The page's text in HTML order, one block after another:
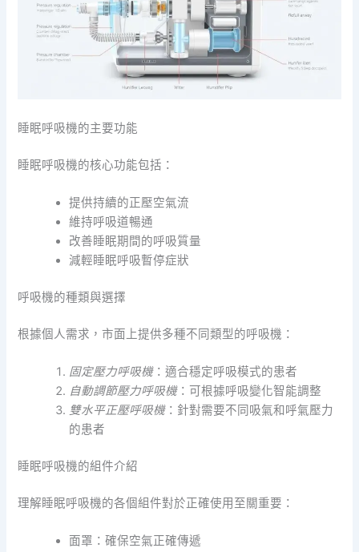
睡眠呼吸機的主要功能
睡眠呼吸機的核心功能包括：
提供持續的正壓空氣流
維持呼吸道暢通
改善睡眠期間的呼吸質量
減輕睡眠呼吸暫停症狀
呼吸機的種類與選擇
根據個人需求，市面上提供多種不同類型的呼吸機：
固定壓力呼吸機：適合穩定呼吸模式的患者
自動調節壓力呼吸機：可根據呼吸變化智能調整
雙水平正壓呼吸機：針對需要不同吸氣和呼氣壓力
的患者
睡眠呼吸機的組件介紹
理解睡眠呼吸機的各個組件對於正確使用至關重要：
面罩：確保空氣正確傳遞